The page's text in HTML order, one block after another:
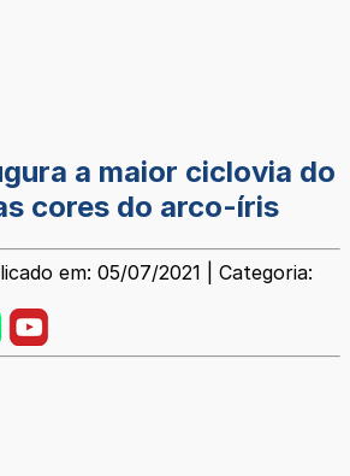
a maior ciclovia do
cores do arco-íris
em: 05/07/2021 | Categoria: